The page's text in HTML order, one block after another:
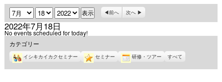
月 日 年 前へ 次へ
2022年7月18日
No events scheduled for today!
カテゴリー
イシキカイカクセミナー セミナー 研修・ツアー すべて